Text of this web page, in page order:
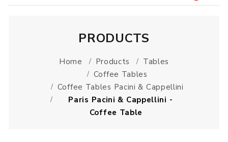
PRODUCTS
Home Products
Tables
Coffee Tables
Coffee Tables Pacini & Cappellini
Paris Pacini & Cappellini -
Coffee Table